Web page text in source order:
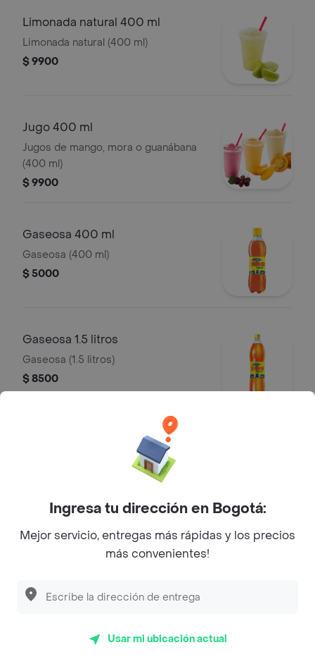
Limonada natural 400 ml
Limonada natural (400 ml)
$ 9900
Jugo 400 ml
Jugos de mango, mora o guanábana
(400 ml)
$ 9900
Gaseosa 400 ml
Gaseosa (400 ml)
$ 5000
Gaseosa 1.5 litros
Gaseosa (1.5 litros)
$ 8500
Agua Saborizada H2OH! 600 ml
$ 7000
Ingresa tu dirección en Bogotá:
Mejor servicio, entregas más rápidas y los precios
más convenientes!
Usar mi ubicación actual